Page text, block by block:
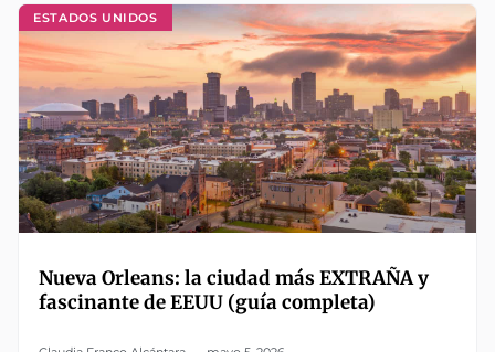
ESTADOS UNIDOS
Nueva Orleans: la ciudad más EXTRAÑA y
fascinante de EEUU (guía completa)